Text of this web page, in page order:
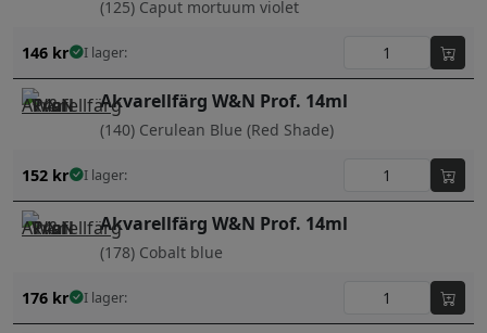
(125) Caput mortuum violet
146 kr I lager:
Akvarellfärg W&N Prof. 14ml
(140) Cerulean Blue (Red Shade)
152 kr I lager:
Akvarellfärg W&N Prof. 14ml
(178) Cobalt blue
176 kr I lager: